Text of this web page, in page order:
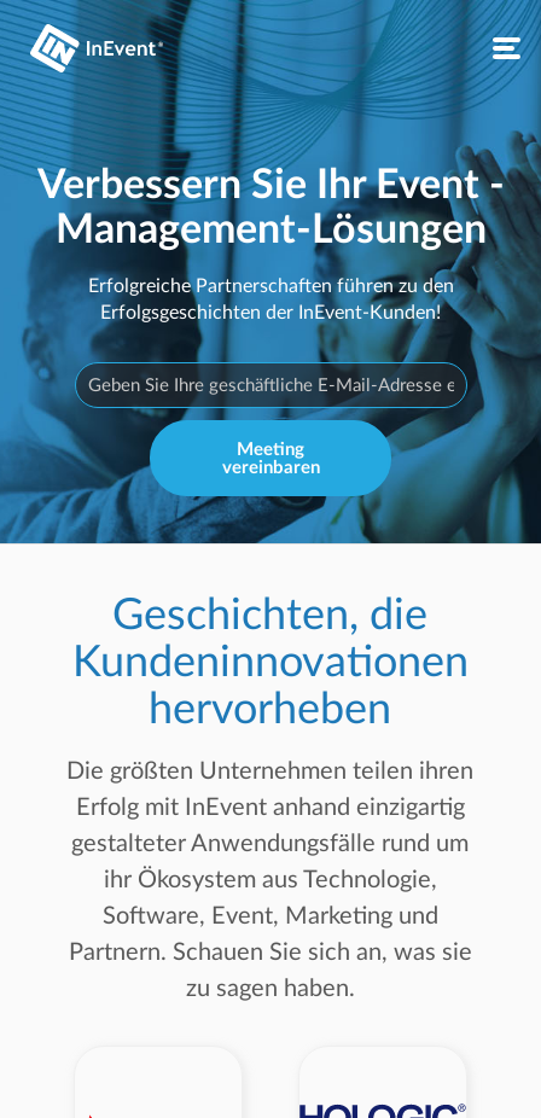
Verbessern Sie Ihr Event -
Management-Lösungen
Erfolgreiche Partnerschaften führen zu den
Erfolgsgeschichten der InEvent-Kunden!
Meeting
vereinbaren
Geschichten, die
Kundeninnovationen
hervorheben
Die größten Unternehmen teilen ihren
Erfolg mit InEvent anhand einzigartig
gestalteter Anwendungsfälle rund um
ihr Ökosystem aus Technologie,
Software, Event, Marketing und
Partnern. Schauen Sie sich an, was sie
zu sagen haben.